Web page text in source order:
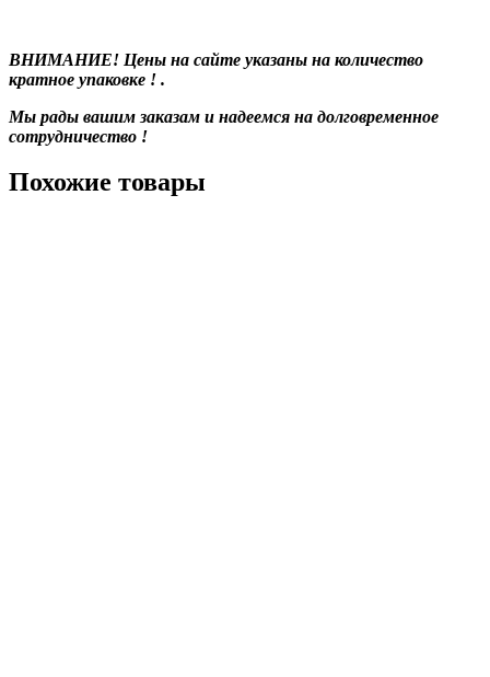
ВНИМАНИЕ! Цены на сайте указаны на количество
кратное упаковке ! .
Мы рады вашим заказам и надеемся на долговременное
сотрудничество !
Похожие товары